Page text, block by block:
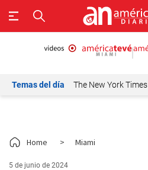
Temas del día The New York Times
Home > Miami
5 de junio de 2024